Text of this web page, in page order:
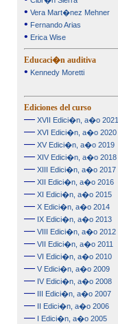
• Vera Mart�nez Mehner
• Fernando Arias
• Erica Wise
Educaci�n auditiva
• Kennedy Moretti
Ediciones del curso
—XVII Edici�n, a�o 2021
—XVI Edici�n, a�o 2020
—XV Edici�n, a�o 2019
—XIV Edici�n, a�o 2018
—XIII Edici�n, a�o 2017
—XII Edici�n, a�o 2016
—XI Edici�n, a�o 2015
—X Edici�n, a�o 2014
—IX Edici�n, a�o 2013
—VIII Edici�n, a�o 2012
—VII Edici�n, a�o 2011
—VI Edici�n, a�o 2010
—V Edici�n, a�o 2009
—IV Edici�n, a�o 2008
—III Edici�n, a�o 2007
—II Edici�n, a�o 2006
—I Edici�n, a�o 2005